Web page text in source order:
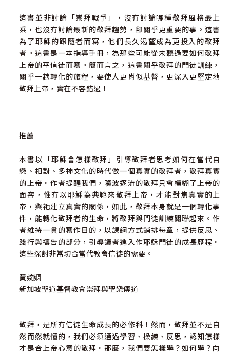
這書並非討論「崇拜戰爭」，沒有討論哪種敬拜風格最上
乘，也沒有討論最新的敬拜趨勢，卻關乎更重要的事。這書
為了耶穌的跟隨者而寫，他們長久渴望成為更投入的敬拜
者。這書是一本指導手冊，為那些可能從未聽過要如何敬拜
上帝的平信徒而寫。簡而言之，這書關乎敬拜的門徒訓練，
關乎一趟轉化的旅程，要使人更肖似基督，更深入更堅定地
敬拜上帝，實在不容錯過！
推薦
本書以「耶穌會怎樣敬拜」引導敬拜者思考如何在當代自
戀、相對、多神文化的時代做一個真實的敬拜者，敬拜真實
的上帝。作者提醒我們，隨波逐流的敬拜只會模糊了上帝的
面容，惟有以耶穌為典範來敬拜上帝，才能對焦真實的上
帝，與祂建立真實的關係，如此，敬拜本身就是一個轉化事
件，能轉化敬拜者的生命，將敬拜與門徒訓練關聯起來。作
者維持一貫的寫作目的，以課綱方式鋪排每章，提供反思、
踐行與禱告的部分，引導讀者進入作耶穌門徒的成長歷程。
這些探討非常切合當代教會信徒的需要。
黃婉嫻
新加坡聖道基督教會崇拜與聖樂傳道
敬拜，是所有信徒生命成長的必修科！然而，敬拜並不是自
然而然就懂的，我們必須通過學習、操練、反思，認知怎樣
才是合上帝心意的敬拜。那麼，我們要怎樣學？如何學？向